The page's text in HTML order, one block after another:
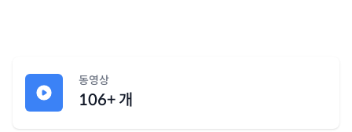
동영상
106+ 개